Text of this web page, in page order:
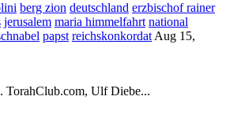
berg zion deutschland erzbischof rainer
jerusalem maria himmelfahrt national
papst reichskonkordat Aug 15,
TorahClub.com, Ulf Diebe...